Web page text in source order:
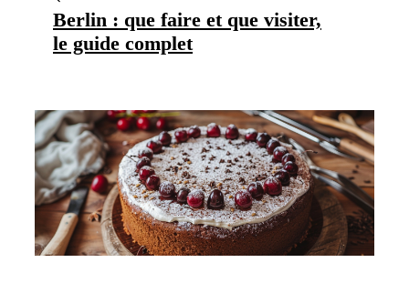
Berlin : que faire et que visiter,
le guide complet